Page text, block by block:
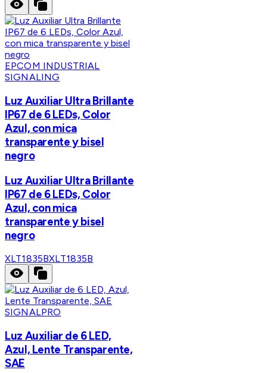
EPCOM INDUSTRIAL
SIGNALING
Luz Auxiliar Ultra Brillante
IP67 de 6 LEDs, Color
Azul, con mica
transparente y bisel
negro
Luz Auxiliar Ultra Brillante
IP67 de 6 LEDs, Color
Azul, con mica
transparente y bisel
negro
XLT1835BXLT1835B
SIGNALPRO
Luz Auxiliar de 6 LED,
Azul, Lente Transparente,
SAE